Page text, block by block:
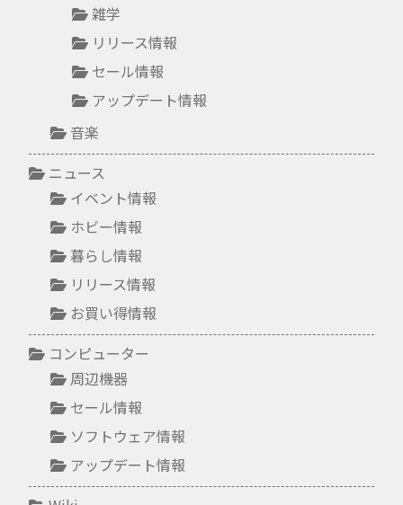
雑学
リリース情報
セール情報
アップデート情報
音楽
ニュース
イベント情報
ホビー情報
暮らし情報
リリース情報
お買い得情報
コンピューター
周辺機器
セール情報
ソフトウェア情報
アップデート情報